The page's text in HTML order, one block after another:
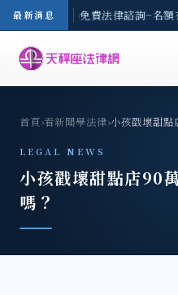
最新消息
-8/3(一) 現場免費法律諮詢~名
首頁›看新聞學法律›小孩戳壞甜點
LEGAL NEWS
小孩戳壞甜點店90
嗎？